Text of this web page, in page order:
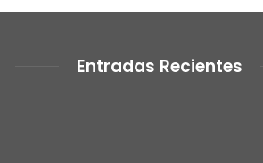
Entradas Recientes